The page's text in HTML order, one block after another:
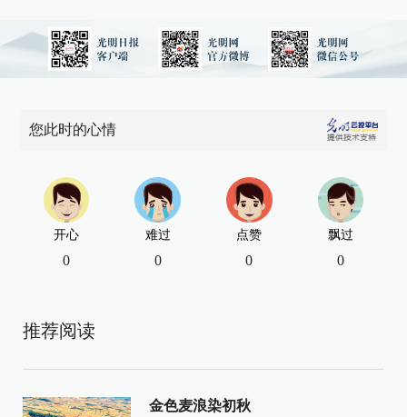
您此时的心情
开心
0
难过
0
点赞
0
飘过
0
推荐阅读
金色麦浪染初秋